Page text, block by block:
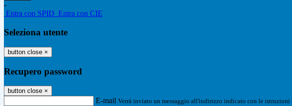
-
Entra con SPID Entra con CIE
Seleziona utente
button close ×
Recupero password
button close ×
E-mail Verrà inviato un messaggio all'indirizzo indicato con le istruzioni